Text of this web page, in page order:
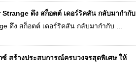
ดึง สก็อตต์ เดอร์ริคสัน กลับมากำกับ
ดึง สก็อตต์ เดอร์ริคสัน กลับมากำกับ ...
สร้างประสบการณ์ครบวงจรสุดพิเศษ ให้